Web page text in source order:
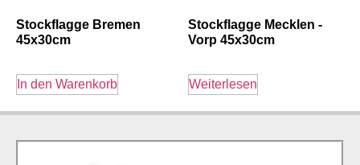
Stockflagge Bremen
45x30cm
In den Warenkorb
Stockflagge Mecklen -
Vorp 45x30cm
Weiterlesen